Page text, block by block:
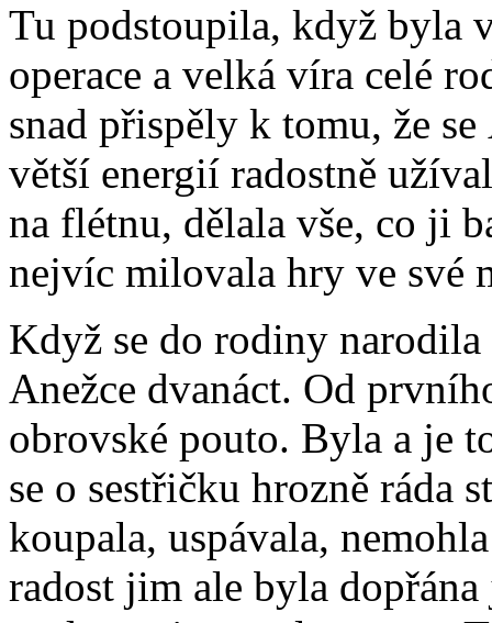
Tu podstoupila, když byla
operace a velká víra celé
snad přispěly k tomu, že
větší energií radostně
na flétnu, dělala vše, co ji
nejvíc milovala hry ve své
Když se do rodiny
Anežce dvanáct. Od
obrovské pouto. Byla a je
se o sestřičku hrozně ráda
koupala, uspávala,
radost jim ale byla